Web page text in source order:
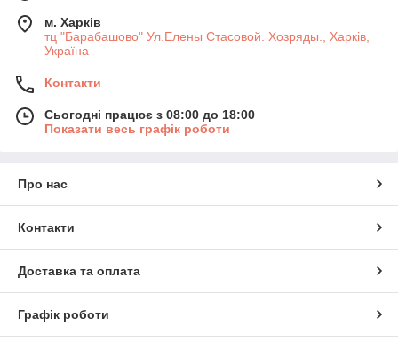
м. Харків
тц "Барабашово" Ул.Елены Стасовой. Хозряды., Харків,
Україна
Контакти
Сьогодні працює з 08:00 до 18:00
Показати весь графік роботи
Про нас
Контакти
Доставка та оплата
Графік роботи